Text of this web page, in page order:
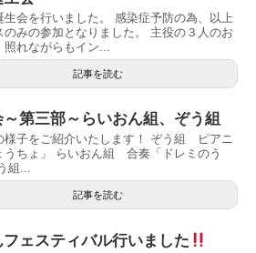
生会を行いました。 感染症予防の為、以上
のみの参加となりました。 主役の３人のお
照れながらもイン...
記事を読む
第三部～らいおん組、ぞう組
様子をご紹介いたします！ ぞう組 ピアニ
うちょ」 らいおん組 合奏「ドレミのう
組...
記事を読む
フェスティバル行いました